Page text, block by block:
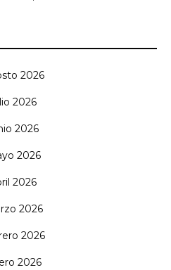
2026
2026
2026
2026
2026
2026
2026
2026